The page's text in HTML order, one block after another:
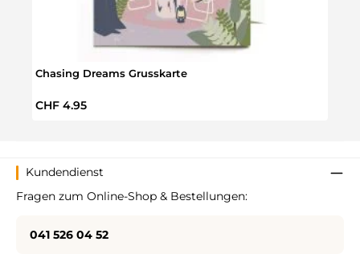
Chasing Dreams Grusskarte
Regulärer Preis:
CHF 4.95
Kundendienst
Fragen zum Online-Shop & Bestellungen:
041 526 04 52